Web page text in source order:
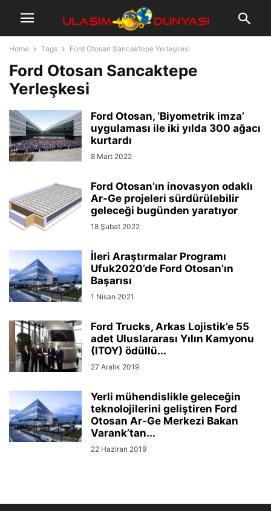
Home Tags Ford Otosan Sancaktepe Yerleşkesi
Ford Otosan Sancaktepe
Yerleşkesi
Ford Otosan, ‘Biyometrik imza’
uygulaması ile iki yılda 300 ağacı
kurtardı
8 Mart 2022
Ford Otosan’ın inovasyon odaklı
Ar-Ge projeleri sürdürülebilir
geleceği bugünden yaratıyor
18 Şubat 2022
İleri Araştırmalar Programı
Ufuk2020’de Ford Otosan’ın
Başarısı
1 Nisan 2021
Ford Trucks, Arkas Lojistik’e 55
adet Uluslararası Yılın Kamyonu
(ITOY) ödüllü...
27 Aralık 2019
Yerli mühendislikle geleceğin
teknolojilerini geliştiren Ford
Otosan Ar-Ge Merkezi Bakan
Varank’tan...
22 Haziran 2019